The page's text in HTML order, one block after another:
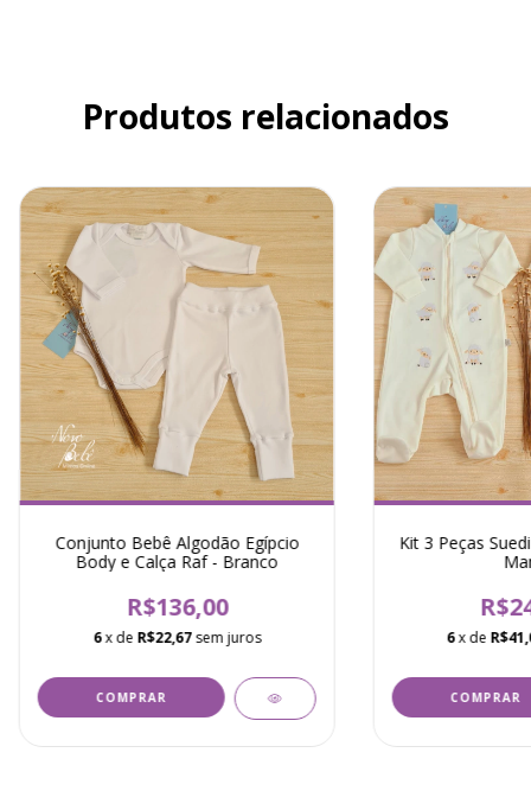
Produtos relacionados
Conjunto Bebê Algodão Egípcio
Body e Calça Raf - Branco
R$136,00
6x de R$22,67 sem juros
COMPRAR
Kit 3 Peças
6x de
COMPRAR